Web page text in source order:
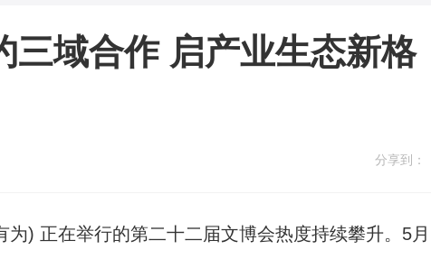
三域合作 启产业生态新格
分享到：
正在举行的第二十二届文博会热度持续攀升。5月